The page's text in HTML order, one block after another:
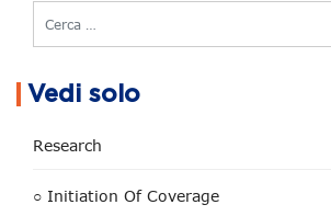
Cerca
Vedi solo
Research
○ Initiation Of Coverage